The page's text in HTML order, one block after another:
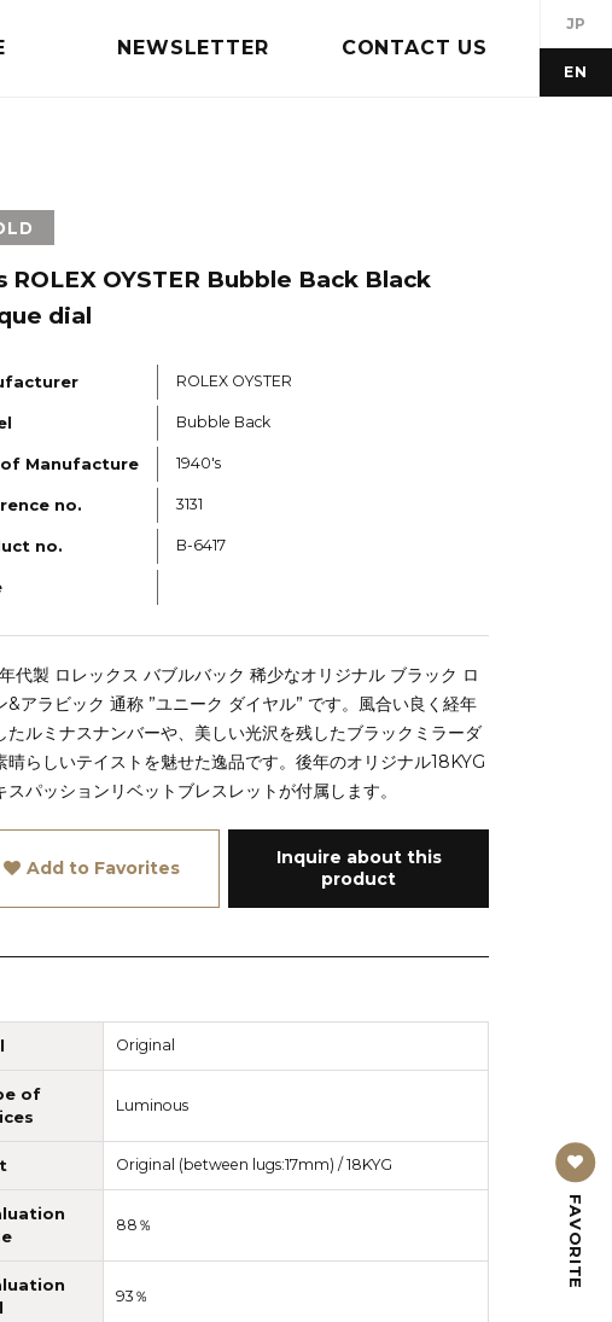
NEWSLETTER CONTACT US
FAVORITE
JP
EN
ROLEX OYSTER Bubble Back Black
dial
ROLEX OYSTER
Bubble Back
of Manufacture 1940's
no. 3131
no. B-6417
代製 ロレックス バブルバック 稀少なオリジナル ブラック ロ
&アラビック 通称 ”ユニーク ダイヤル” です。風合い良く経年
たルミナスナンバーや、美しい光沢を残したブラックミラーダ
晴らしいテイストを魅せた逸品です。後年のオリジナル18KYG
スパッションリベットブレスレットが付属します。
Add to Favorites
Inquire about this
product
Original
of
Luminous
Original (between lugs:17mm) / 18KYG
88％
93％